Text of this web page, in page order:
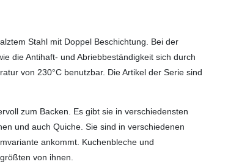
Stahl mit Doppel Beschichtung. Bei der
die Antihaft- und Abriebbeständigkeit sich durch
von 230°C benutzbar. Die Artikel der Serie sind
zum Backen. Es gibt sie in verschiedensten
und auch Quiche. Sie sind in verschiedenen
ankommt. Kuchenbleche und
von ihnen.